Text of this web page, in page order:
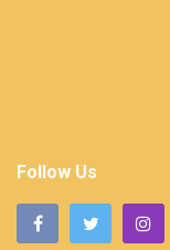
Follow Us